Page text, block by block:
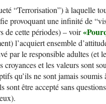
“Terrorisation”) à laquelle
provoquant une infinité de
de cette périodes) – voir«P
l’acquiert ensemble
par le responsible adultes (et
et les valeurs sont
qu’ils ne sont jamais soumis
être accepté sans